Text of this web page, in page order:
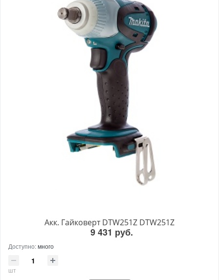
Акк. Гайковерт DTW251Z DTW251Z
9 431 руб.
Доступно:много
шт